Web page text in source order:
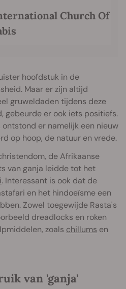
Church Of
hoofdstuk in de
Maar er zijn altijd
gruweldaden tijdens deze
gebeurde er ook iets positiefs.
er namelijk een nieuw
op hoop, de natuur en vrede.
de Afrikaanse
van ganja leidde tot het
. Interessant is ook dat de
en het hindoeïsme een
Zowel toegewijde Rasta's
dreadlocks en roken
zoals chillums en
van 'ganja'